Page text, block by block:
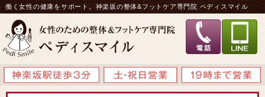
働く女性の健康をサポート。神楽坂の整体&フットケア専門院 ペディスマイル